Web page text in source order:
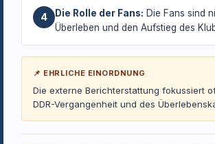
4 Die Rolle der Fans: Die Fans sind
Überleben und den Aufstieg des
📌 EHRLICHE EINORDNUNG
Die externe Berichterstattung fokussiert
DDR-Vergangenheit und des